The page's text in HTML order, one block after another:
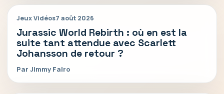
Jeux Vidéos7 août 2026
Jurassic World Rebirth : où en est la
suite tant attendue avec Scarlett
Johansson de retour ?
Par Jimmy Falro